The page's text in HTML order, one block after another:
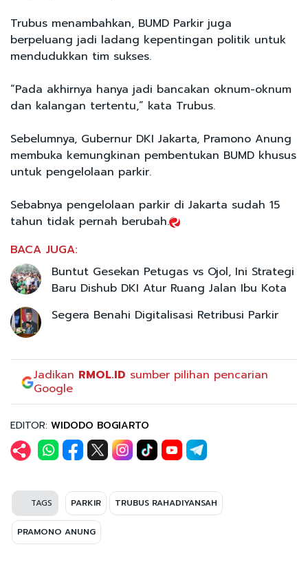
Trubus menambahkan, BUMD Parkir juga
berpeluang jadi ladang kepentingan politik untuk
mendudukkan tim sukses.
“Pada akhirnya hanya jadi bancakan oknum-oknum
dan kalangan tertentu,” kata Trubus.
Sebelumnya, Gubernur DKI Jakarta, Pramono Anung
membuka kemungkinan pembentukan BUMD khusus
untuk pengelolaan parkir.
Sebabnya pengelolaan parkir di Jakarta sudah 15
tahun tidak pernah berubah.
BACA JUGA:
Buntut Gesekan Petugas vs Ojol, Ini Strategi
Baru Dishub DKI Atur Ruang Jalan Ibu Kota
Segera Benahi Digitalisasi Retribusi Parkir
Jadikan RMOL.ID sumber pilihan pencarian
Google
EDITOR: WIDODO BOGIARTO
TAGS PARKIR TRUBUS RAHADIYANSAH
PRAMONO ANUNG